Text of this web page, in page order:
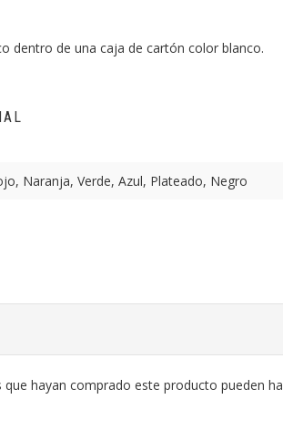
dentro de una caja de cartón color blanco.
Naranja, Verde, Azul, Plateado, Negro
hayan comprado este producto pueden